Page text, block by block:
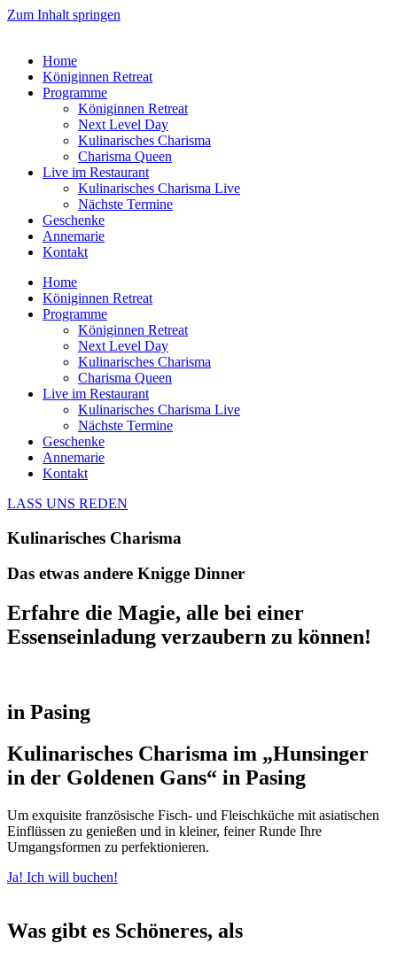
Zum Inhalt springen
Home
Königinnen Retreat
Programme
Königinnen Retreat
Next Level Day
Kulinarisches Charisma
Charisma Queen
Live im Restaurant
Kulinarisches Charisma Live
Nächste Termine
Geschenke
Annemarie
Kontakt
Home
Königinnen Retreat
Programme
Königinnen Retreat
Next Level Day
Kulinarisches Charisma
Charisma Queen
Live im Restaurant
Kulinarisches Charisma Live
Nächste Termine
Geschenke
Annemarie
Kontakt
LASS UNS REDEN
Kulinarisches Charisma
Das etwas andere Knigge Dinner
Erfahre die Magie, alle bei einer
Essenseinladung verzaubern zu können!
in Pasing
Kulinarisches Charisma im „Hunsinger
in der Goldenen Gans“ in Pasing
Um exquisite französische Fisch- und Fleischküche mit asiatischen
Einflüssen zu genießen und in kleiner, feiner Runde Ihre
Umgangsformen zu perfektionieren.
Ja! Ich will buchen!
Was gibt es Schöneres, als